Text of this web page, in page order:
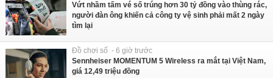
Vứt nhầm tấm vé số trúng hơn 30 tỷ đồng vào thùng rác,
người đàn ông khiến cả công ty vệ sinh phải mất 2 ngày
tìm lại
Đồ chơi số - 6 giờ trước
Sennheiser MOMENTUM 5 Wireless ra mắt tại Việt Nam,
giá 12,49 triệu đồng